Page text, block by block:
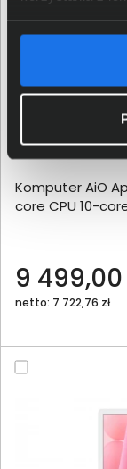
Komputer AiO
core CPU 10-
9 499,00
netto: 7 722,76 zł